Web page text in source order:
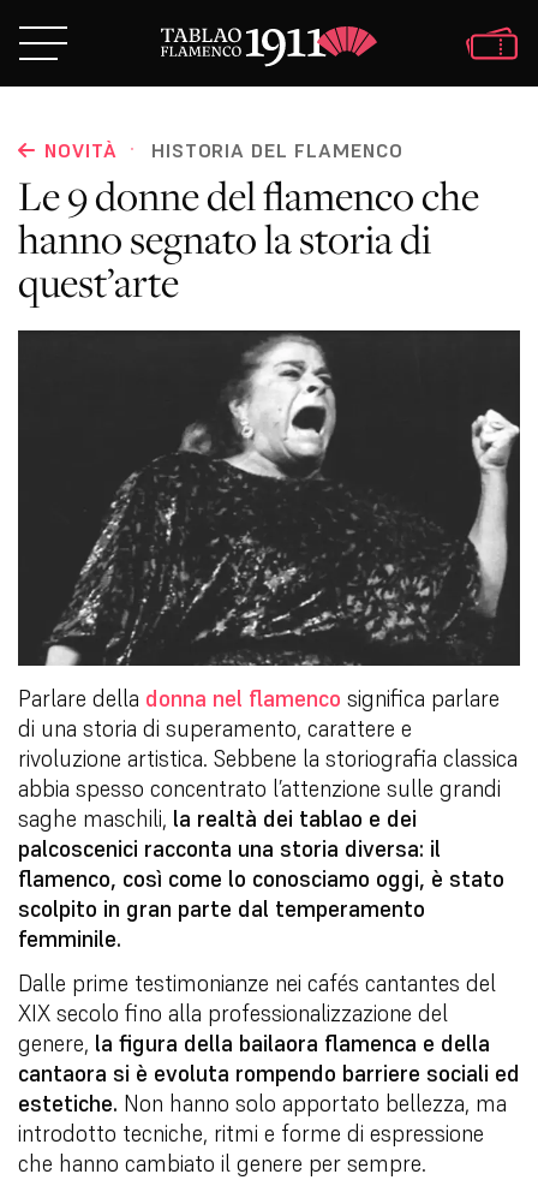
NOVITÀ · HISTORIA DEL FLAMENCO
Le 9 donne del flamenco che
hanno segnato la storia di
quest’arte
Parlare della donna nel flamenco significa parlare
di una storia di superamento, carattere e
rivoluzione artistica. Sebbene la storiografia classica
abbia spesso concentrato l’attenzione sulle grandi
saghe maschili, la realtà dei tablao e dei
palcoscenici racconta una storia diversa: il
flamenco, così come lo conosciamo oggi, è stato
scolpito in gran parte dal temperamento
femminile.
Dalle prime testimonianze nei cafés cantantes del
XIX secolo fino alla professionalizzazione del
genere, la figura della bailaora flamenca e della
cantaora si è evoluta rompendo barriere sociali ed
estetiche. Non hanno solo apportato bellezza, ma
introdotto tecniche, ritmi e forme di espressione
che hanno cambiato il genere per sempre.